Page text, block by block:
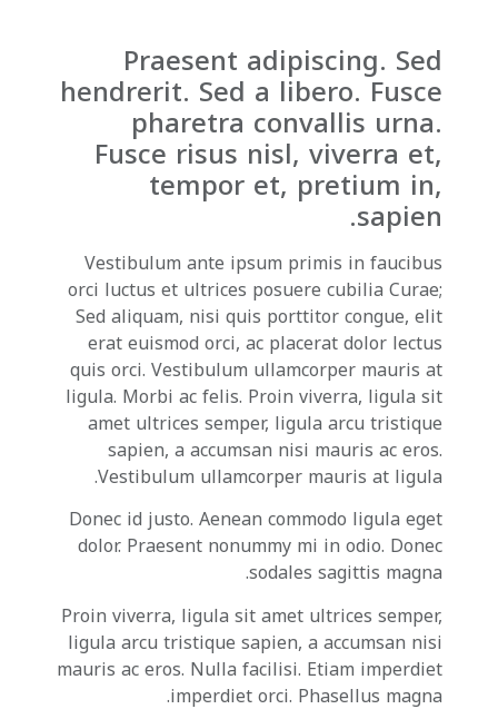
Praesent adipiscing. Sed
hendrerit. Sed a libero. Fusce
pharetra convallis urna.
Fusce risus nisl, viverra et,
tempor et, pretium in,
sapien.
Vestibulum ante ipsum primis in faucibus
orci luctus et ultrices posuere cubilia Curae;
Sed aliquam, nisi quis porttitor congue, elit
erat euismod orci, ac placerat dolor lectus
quis orci. Vestibulum ullamcorper mauris at
ligula. Morbi ac felis. Proin viverra, ligula sit
amet ultrices semper, ligula arcu tristique
sapien, a accumsan nisi mauris ac eros.
Vestibulum ullamcorper mauris at ligula.
Donec id justo. Aenean commodo ligula eget
dolor. Praesent nonummy mi in odio. Donec
sodales sagittis magna.
Proin viverra, ligula sit amet ultrices semper,
ligula arcu tristique sapien, a accumsan nisi
mauris ac eros. Nulla facilisi. Etiam imperdiet
imperdiet orci. Phasellus magna.